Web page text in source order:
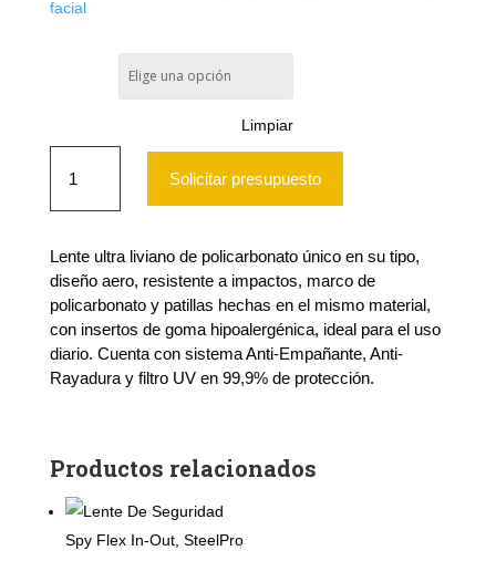
facial
Limpiar
Spy
Claro
AF,
cantidad
Solicitar presupuesto
Lente ultra liviano de policarbonato único en su tipo,
diseño aero, resistente a impactos, marco de
policarbonato y patillas hechas en el mismo material,
con insertos de goma hipoalergénica, ideal para el uso
diario. Cuenta con sistema Anti-Empañante, Anti-
Rayadura y filtro UV en 99,9% de protección.
Productos relacionados